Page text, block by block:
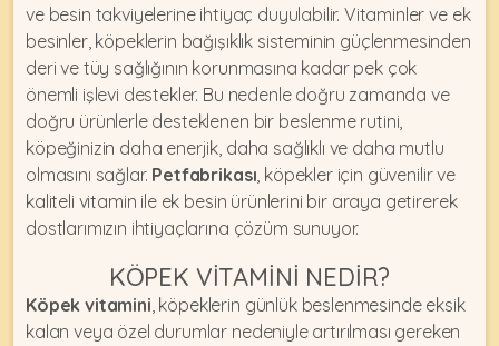
ve besin takviyelerine ihtiyaç duyulabilir. Vitaminler ve ek
besinler, köpeklerin bağışıklık sisteminin güçlenmesinden
deri ve tüy sağlığının korunmasına kadar pek çok
önemli işlevi destekler. Bu nedenle doğru zamanda ve
doğru ürünlerle desteklenen bir beslenme rutini,
köpeğinizin daha enerjik, daha sağlıklı ve daha mutlu
olmasını sağlar. Petfabrikası, köpekler için güvenilir ve
kaliteli vitamin ile ek besin ürünlerini bir araya getirerek
dostlarımızın ihtiyaçlarına çözüm sunuyor.
KÖPEK VITAMINI NEDIR?
Köpek vitamini, köpeklerin günlük beslenmesinde eksik
kalan veya özel durumlar nedeniyle artırılması gereken